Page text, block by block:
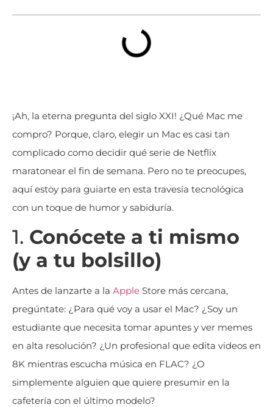
¡Ah, la eterna pregunta del siglo XXI! ¿Qué Mac me
compro? Porque, claro, elegir un Mac es casi tan
complicado como decidir qué serie de Netflix
maratonear el fin de semana. Pero no te preocupes,
aquí estoy para guiarte en esta travesía tecnológica
con un toque de humor y sabiduría.
1. Conócete a ti mismo
(y a tu bolsillo)
Antes de lanzarte a la Apple Store más cercana,
pregúntate: ¿Para qué voy a usar el Mac? ¿Soy un
estudiante que necesita tomar apuntes y ver memes
en alta resolución? ¿Un profesional que edita videos en
8K mientras escucha música en FLAC? ¿O
simplemente alguien que quiere presumir en la
cafetería con el último modelo?